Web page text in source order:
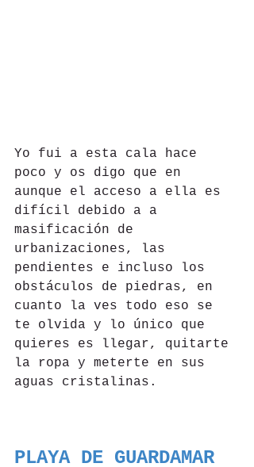
Yo fui a esta cala hace
poco y os digo que en
aunque el acceso a ella es
difícil debido a a
masificación de
urbanizaciones, las
pendientes e incluso los
obstáculos de piedras, en
cuanto la ves todo eso se
te olvida y lo único que
quieres es llegar, quitarte
la ropa y meterte en sus
aguas cristalinas.
PLAYA DE GUARDAMAR